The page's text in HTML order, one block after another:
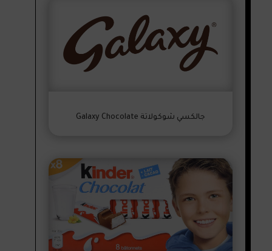
جالكسي شوكولاتة Galaxy Chocolate